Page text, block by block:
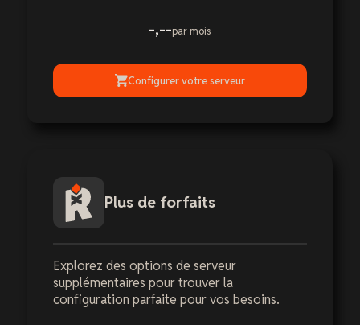
-,--par mois
Configurer votre serveur
Plus de forfaits
Explorez des options de serveur
supplémentaires pour trouver la
configuration parfaite pour vos besoins.